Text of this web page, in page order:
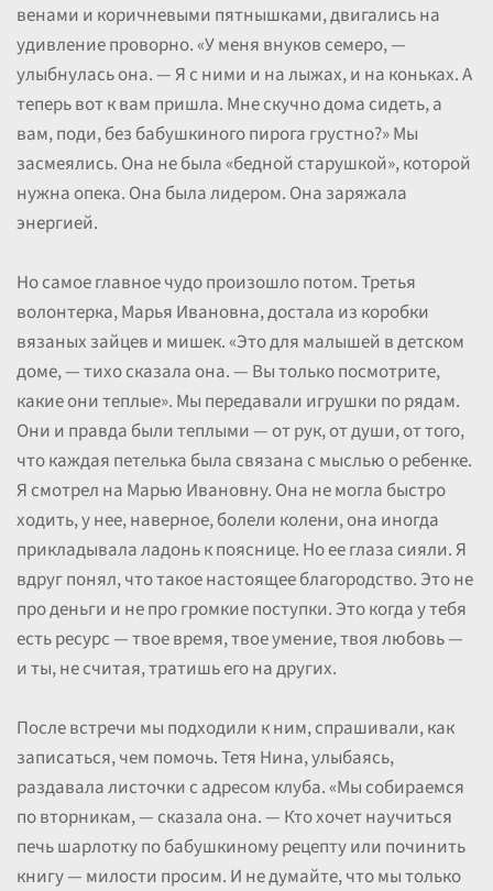
венами и коричневыми пятнышками, двигались на
удивление проворно. «У меня внуков семеро, —
улыбнулась она. — Я с ними и на лыжах, и на коньках. А
теперь вот к вам пришла. Мне скучно дома сидеть, а
вам, поди, без бабушкиного пирога грустно?» Мы
засмеялись. Она не была «бедной старушкой», которой
нужна опека. Она была лидером. Она заряжала
энергией.
Но самое главное чудо произошло потом. Третья
волонтерка, Марья Ивановна, достала из коробки
вязаных зайцев и мишек. «Это для малышей в детском
доме, — тихо сказала она. — Вы только посмотрите,
какие они теплые». Мы передавали игрушки по рядам.
Они и правда были теплыми — от рук, от души, от того,
что каждая петелька была связана с мыслью о ребенке.
Я смотрел на Марью Ивановну. Она не могла быстро
ходить, у нее, наверное, болели колени, она иногда
прикладывала ладонь к пояснице. Но ее глаза сияли. Я
вдруг понял, что такое настоящее благородство. Это не
про деньги и не про громкие поступки. Это когда у тебя
есть ресурс — твое время, твое умение, твоя любовь —
и ты, не считая, тратишь его на других.
После встречи мы подходили к ним, спрашивали, как
записаться, чем помочь. Тетя Нина, улыбаясь,
раздавала листочки с адресом клуба. «Мы собираемся
по вторникам, — сказала она. — Кто хочет научиться
печь шарлотку по бабушкиному рецепту или починить
книгу — милости просим. И не думайте, что мы только